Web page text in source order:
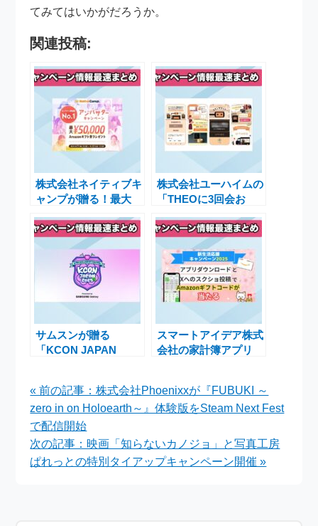
てみてはいかがだろうか。
関連投稿:
株式会社ネイティブキ
ャンプが贈る！最大
ギフト券が当たる「ア
ンバサダーキャンペー
ン」とは
株式会社ユーハイムの
「THEOに3回会お
ンプラリー」でバウム
クーヘンをゲットする
チャンス
サムスンが贈る
「KCON JAPAN
中
スマートアイデア株式
会社の家計簿アプリ
ンを開始しよう
« 前の記事：株式会社Phoenixxが『FUBUKI ～
zero in on Holoearth～』体験版をSteam Next Fest
で配信開始
次の記事：映画「知らないカノジョ」と写真工房
ぱれっとの特別タイアップキャンペーン開催 »